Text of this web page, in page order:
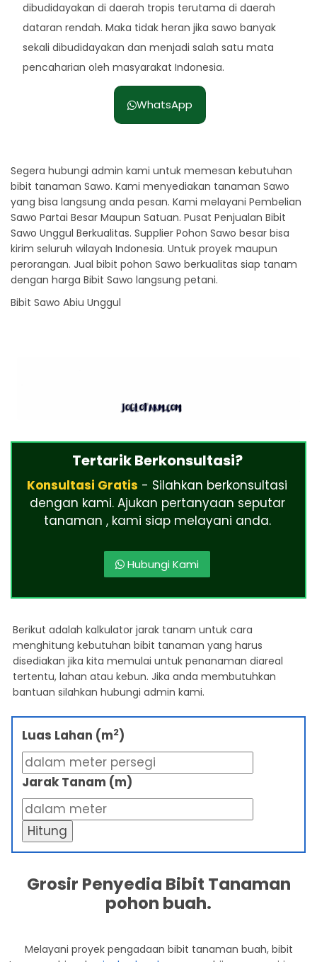
dibudidayakan di daerah tropis terutama di daerah
dataran rendah. Maka tidak heran jika sawo banyak
sekali dibudidayakan dan menjadi salah satu mata
pencaharian oleh masyarakat Indonesia.
WhatsApp
Segera hubungi admin kami untuk memesan kebutuhan
bibit tanaman Sawo. Kami menyediakan tanaman Sawo
yang bisa langsung anda pesan. Kami melayani Pembelian
Sawo Partai Besar Maupun Satuan. Pusat Penjualan Bibit
Sawo Unggul Berkualitas. Supplier Pohon Sawo besar bisa
kirim seluruh wilayah Indonesia. Untuk proyek maupun
perorangan. Jual bibit pohon Sawo berkualitas siap tanam
dengan harga Bibit Sawo langsung petani.
Bibit Sawo Abiu Unggul
Tertarik Berkonsultasi?
Konsultasi Gratis - Silahkan berkonsultasi
dengan kami. Ajukan pertanyaan seputar
tanaman , kami siap melayani anda.
Hubungi Kami
Berikut adalah kalkulator jarak tanam untuk cara
menghitung kebutuhan bibit tanaman yang harus
disediakan jika kita memulai untuk penanaman diareal
tertentu, lahan atau kebun. Jika anda membutuhkan
bantuan silahkan hubungi admin kami.
Luas Lahan (m2)
Jarak Tanam (m)
Hitung
Grosir Penyedia Bibit Tanaman
pohon buah.
Melayani proyek pengadaan bibit tanaman buah, bibit